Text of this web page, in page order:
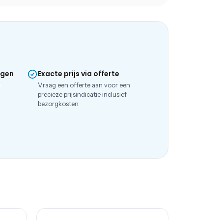
Exacte prijs via offerte
Vraag een offerte aan voor een
precieze prijsindicatie inclusief
bezorgkosten.